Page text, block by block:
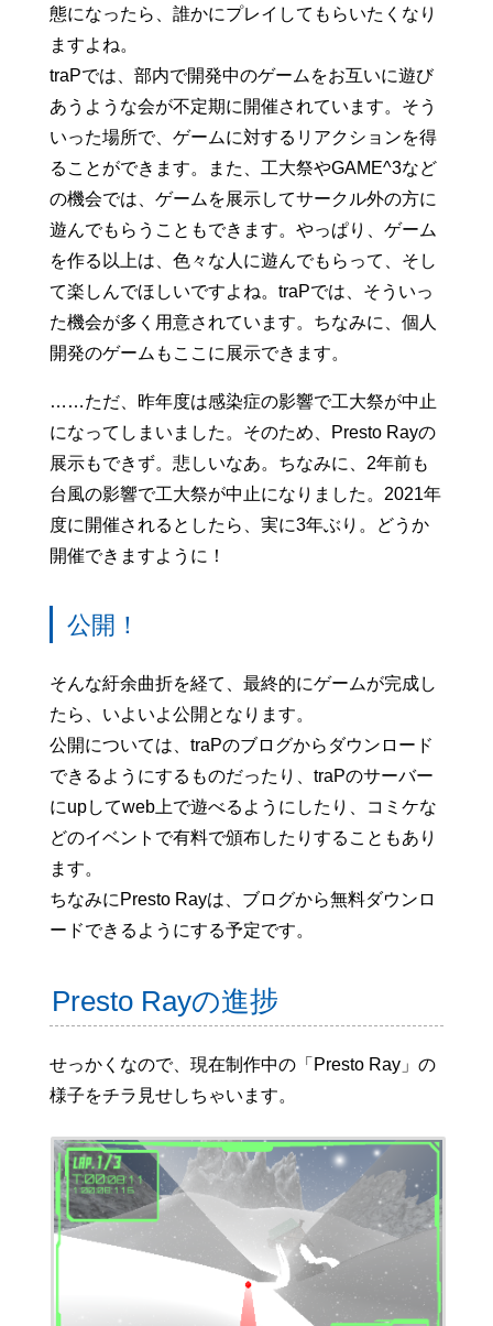
態になったら、誰かにプレイしてもらいたくなり
ますよね。
traPでは、部内で開発中のゲームをお互いに遊び
あうような会が不定期に開催されています。そう
いった場所で、ゲームに対するリアクションを得
ることができます。また、工大祭やGAME^3など
の機会では、ゲームを展示してサークル外の方に
遊んでもらうこともできます。やっぱり、ゲーム
を作る以上は、色々な人に遊んでもらって、そし
て楽しんでほしいですよね。traPでは、そういっ
た機会が多く用意されています。ちなみに、個人
開発のゲームもここに展示できます。
……ただ、昨年度は感染症の影響で工大祭が中止
になってしまいました。そのため、Presto Rayの
展示もできず。悲しいなあ。ちなみに、2年前も
台風の影響で工大祭が中止になりました。2021年
度に開催されるとしたら、実に3年ぶり。どうか
開催できますように！
公開！
そんな紆余曲折を経て、最終的にゲームが完成し
たら、いよいよ公開となります。
公開については、traPのブログからダウンロード
できるようにするものだったり、traPのサーバー
にupしてweb上で遊べるようにしたり、コミケな
どのイベントで有料で頒布したりすることもあり
ます。
ちなみにPresto Rayは、ブログから無料ダウンロ
ードできるようにする予定です。
Presto Rayの進捗
せっかくなので、現在制作中の「Presto Ray」の
様子をチラ見せしちゃいます。